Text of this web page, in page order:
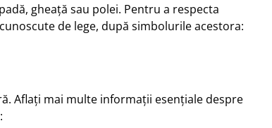
gheață sau polei. Pentru a respecta
de lege, după simbolurile acestora:
Aflați mai multe informații esențiale despre